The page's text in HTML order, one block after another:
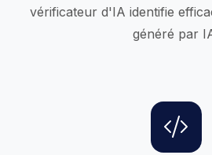
vérificateur d'IA identifie
généré par